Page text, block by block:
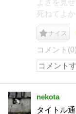
よさを見
死ねてよか
ナイス
コメント(0)
nekota
タイトル